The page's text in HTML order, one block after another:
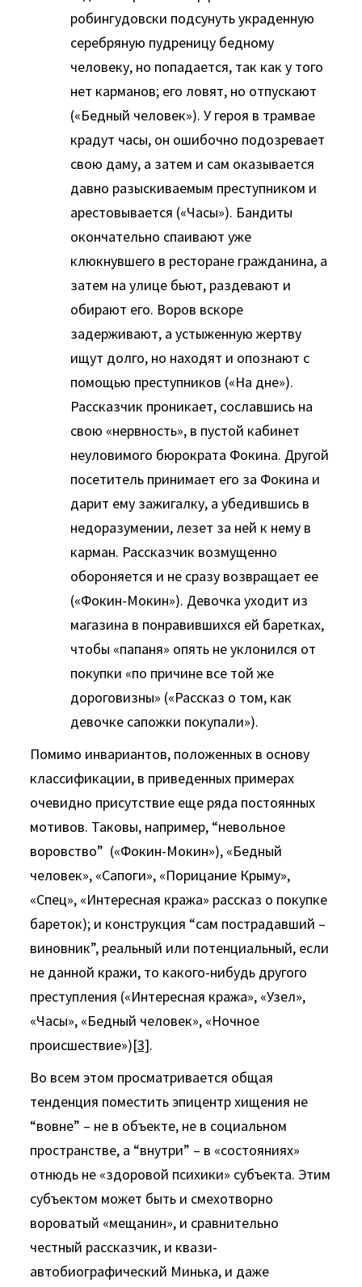
робингудовски подсунуть украденную
серебряную пудреницу бедному
человеку, но попадается, так как у того
нет карманов; его ловят, но отпускают
(«Бедный человек»). У героя в трамвае
крадут часы, он ошибочно подозревает
свою даму, а затем и сам оказывается
давно разыскиваемым преступником и
арестовывается («Часы»). Бандиты
окончательно спаивают уже
клюкнувшего в ресторане гражданина, а
затем на улице бьют, раздевают и
обирают его. Воров вскоре
задерживают, а устыженную жертву
ищут долго, но находят и опознают с
помощью преступников («На дне»).
Рассказчик проникает, сославшись на
свою «нервность», в пустой кабинет
неуловимого бюрократа Фокина. Другой
посетитель принимает его за Фокина и
дарит ему зажигалку, а убедившись в
недоразумении, лезет за ней к нему в
карман. Рассказчик возмущенно
обороняется и не сразу возвращает ее
(«Фокин-Мокин»). Девочка уходит из
магазина в понравившихся ей баретках,
чтобы «папаня» опять не уклонился от
покупки «по причине все той же
дороговизны» («Рассказ о том, как
девочке сапожки покупали»).
Помимо инвариантов, положенных в основу
классификации, в приведенных примерах
очевидно присутствие еще ряда постоянных
мотивов. Таковы, например, “невольное
воровство” («Фокин-Мокин»), «Бедный
человек», «Сапоги», «Порицание Крыму»,
«Спец», «Интересная кража» рассказ о покупке
бареток); и конструкция “сам пострадавший –
виновник”, реальный или потенциальный, если
не данной кражи, то какого-нибудь другого
преступления («Интересная кража», «Узел»,
«Часы», «Бедный человек», «Ночное
происшествие»)[3].
Во всем этом просматривается общая
тенденция поместить эпицентр хищения не
“вовне” – не в объекте, не в социальном
пространстве, а “внутри” – в «состояниях»
отнюдь не «здоровой психики» субъекта. Этим
субъектом может быть и смехотворно
вороватый «мещанин», и сравнительно
честный рассказчик, и квази-
автобиографический Минька, и даже